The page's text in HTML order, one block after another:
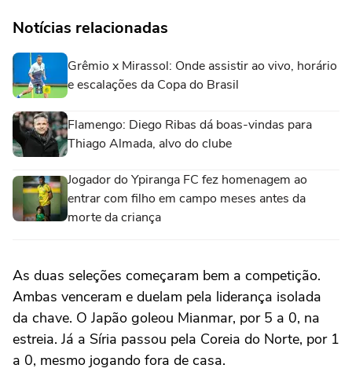
Notícias relacionadas
Grêmio x Mirassol: Onde assistir ao vivo, horário
e escalações da Copa do Brasil
Flamengo: Diego Ribas dá boas-vindas para
Thiago Almada, alvo do clube
Jogador do Ypiranga FC fez homenagem ao
entrar com filho em campo meses antes da
morte da criança
As duas seleções começaram bem a competição.
Ambas venceram e duelam pela liderança isolada
da chave. O Japão goleou Mianmar, por 5 a 0, na
estreia. Já a Síria passou pela Coreia do Norte, por 1
a 0, mesmo jogando fora de casa.